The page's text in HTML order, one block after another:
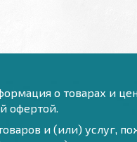
о товарах и
офертой.
и (или) услуг,